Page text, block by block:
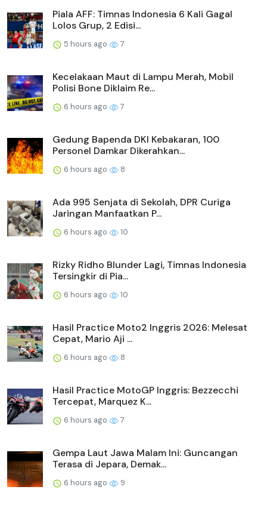
Piala AFF: Timnas Indonesia 6 Kali Gagal
Lolos Grup, 2 Edisi...
5 hours ago 7
Kecelakaan Maut di Lampu Merah, Mobil
Polisi Bone Diklaim Re...
6 hours ago 7
Gedung Bapenda DKI Kebakaran, 100
Personel Damkar Dikerahkan...
6 hours ago 8
Ada 995 Senjata di Sekolah, DPR Curiga
Jaringan Manfaatkan P...
6 hours ago 10
Rizky Ridho Blunder Lagi, Timnas Indonesia
Tersingkir di Pia...
6 hours ago 10
Hasil Practice Moto2 Inggris 2026: Melesat
Cepat, Mario Aji ...
6 hours ago 8
Hasil Practice MotoGP Inggris: Bezzecchi
Tercepat, Marquez K...
6 hours ago 7
Gempa Laut Jawa Malam Ini: Guncangan
Terasa di Jepara, Demak...
6 hours ago 9